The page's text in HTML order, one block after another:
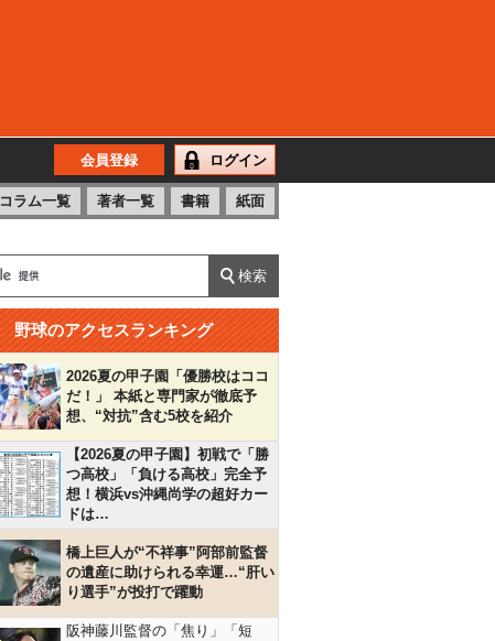
会員登録 ログイン
コラム一覧 著者一覧 書籍 紙面
野球のアクセスランキング
2026夏の甲子園「優勝校はココ
だ！」 本紙と専門家が徹底予
想、“対抗”含む5校を紹介
【2026夏の甲子園】初戦で「勝
つ高校」「負ける高校」完全予
想！横浜vs沖縄尚学の超好カー
ドは…
橋上巨人が“不祥事”阿部前監督
の遺産に助けられる幸運…“肝い
り選手”が投打で躍動
阪神藤川監督の「焦り」「短